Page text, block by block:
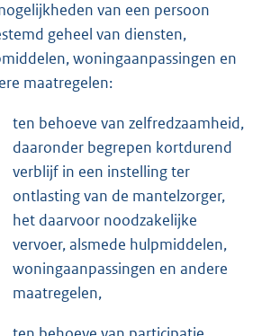
van een persoon
geheel van diensten,
woningaanpassingen en
maatregelen:
ten behoeve van zelfredzaamheid,
daaronder begrepen kortdurend
verblijf in een instelling ter
ontlasting van de mantelzorger,
het daarvoor noodzakelijke
vervoer, alsmede hulpmiddelen,
woningaanpassingen en andere
maatregelen,